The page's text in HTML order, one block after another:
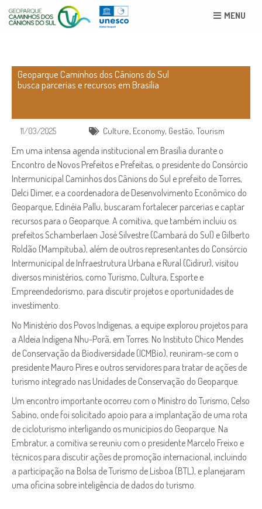
MENU
Geoparque Caminhos dos Cânions do Sul
busca parcerias e recursos em Brasília
11/03/2025 Culture, Economy, Gestão,Tourism
Em uma intensa agenda institucional em Brasília durante o
Encontro de Novos Prefeitos e Prefeitas, o presidente do Consórcio
Intermunicipal Caminhos dos Cânions do Sul e prefeito de Torres,
Delci Dimer, e a coordenadora de Desenvolvimento Econômico do
Geoparque, Edinéia Pallu, buscaram fortalecer parcerias e captar
recursos para o Geoparque. A comitiva, que também incluiu os
prefeitos Schamberlaen José Silvestre (Cambará do Sul) e Gilberto
Roldão (Mampituba), além de outros representantes do Consórcio
Intermunicipal de Infraestrutura Urbana e Rural (Cidirur), visitou
diversos ministérios, como Turismo, Cultura, Esporte e
Empreendedorismo, para discutir projetos e oportunidades de
investimento.
No Ministério dos Povos Indígenas, a equipe explorou projetos para
a Aldeia Indígena Nhu-Porã, em Torres. No Instituto Chico Mendes
de Conservação da Biodiversidade (ICMBio), reuniram-se com o
presidente Mauro Pires e outros servidores para tratar de ações de
turismo integrado nas Unidades de Conservação do Geoparque.
Um encontro importante ocorreu com o Ministro do Turismo, Celso
Sabino, onde foi solicitado apoio para a implantação de uma rota
de cicloturismo interligando os municípios do Geoparque. Na
Embratur, a comitiva se reuniu com o presidente Marcelo Freixo e
técnicos para discutir ações de promoção internacional, incluindo
a participação na Bolsa de Turismo de Lisboa (BTL), e planejaram
uma oficina sobre inteligência de dados do turismo.